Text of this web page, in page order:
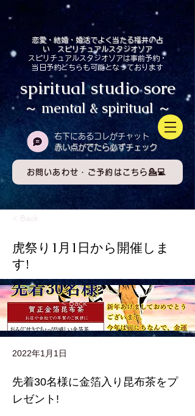
恋愛・結婚・婚活でよく当たる福井の占
い スピリチュアルスタジオソア
スピリチュアルスタジオソアは事前予約・
当日予約どちらも可能となっております
spiritual studio sore
～ mental & spiritual ～
​右下にあるコレがチャット
赤い点がでたら必ずチェック
お問いあわせ・ご予約はこちら💁💻
< Back
虎祭り1月1日から開催しま
す!
< Back
2022年1月1日
先着30名様に金箔入り昆布茶をプ
レゼント!